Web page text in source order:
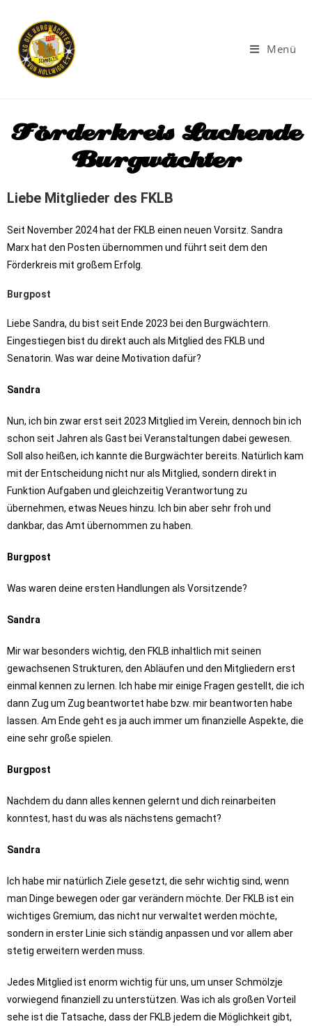
Menü
Förderkreis Lachende
Burgwächter
Liebe Mitglieder des FKLB
Seit November 2024 hat der FKLB einen neuen Vorsitz. Sandra
Marx hat den Posten übernommen und führt seit dem den
Förderkreis mit großem Erfolg.
Burgpost
Liebe Sandra, du bist seit Ende 2023 bei den Burgwächtern.
Eingestiegen bist du direkt auch als Mitglied des FKLB und
Senatorin. Was war deine Motivation dafür?
Sandra
Nun, ich bin zwar erst seit 2023 Mitglied im Verein, dennoch bin ich
schon seit Jahren als Gast bei Veranstaltungen dabei gewesen.
Soll also heißen, ich kannte die Burgwächter bereits. Natürlich kam
mit der Entscheidung nicht nur als Mitglied, sondern direkt in
Funktion Aufgaben und gleichzeitig Verantwortung zu
übernehmen, etwas Neues hinzu. Ich bin aber sehr froh und
dankbar, das Amt übernommen zu haben.
Burgpost
Was waren deine ersten Handlungen als Vorsitzende?
Sandra
Mir war besonders wichtig, den FKLB inhaltlich mit seinen
gewachsenen Strukturen, den Abläufen und den Mitgliedern erst
einmal kennen zu lernen. Ich habe mir einige Fragen gestellt, die ich
dann Zug um Zug beantwortet habe bzw. mir beantworten habe
lassen. Am Ende geht es ja auch immer um finanzielle Aspekte, die
eine sehr große spielen.
Burgpost
Nachdem du dann alles kennen gelernt und dich reinarbeiten
konntest, hast du was als nächstens gemacht?
Sandra
Ich habe mir natürlich Ziele gesetzt, die sehr wichtig sind, wenn
man Dinge bewegen oder gar verändern möchte. Der FKLB ist ein
wichtiges Gremium, das nicht nur verwaltet werden möchte,
sondern in erster Linie sich ständig anpassen und vor allem aber
stetig erweitern werden muss.
Jedes Mitglied ist enorm wichtig für uns, um unser Schmölzje
vorwiegend finanziell zu unterstützen. Was ich als großen Vorteil
sehe ist die Tatsache, dass der FKLB jedem die Möglichkeit gibt,